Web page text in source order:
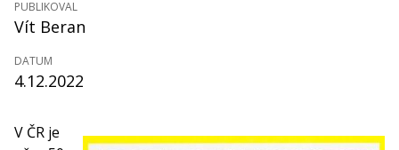
PUBLIKOVAL
Vít Beran
DATUM
4.12.2022
V ČR je